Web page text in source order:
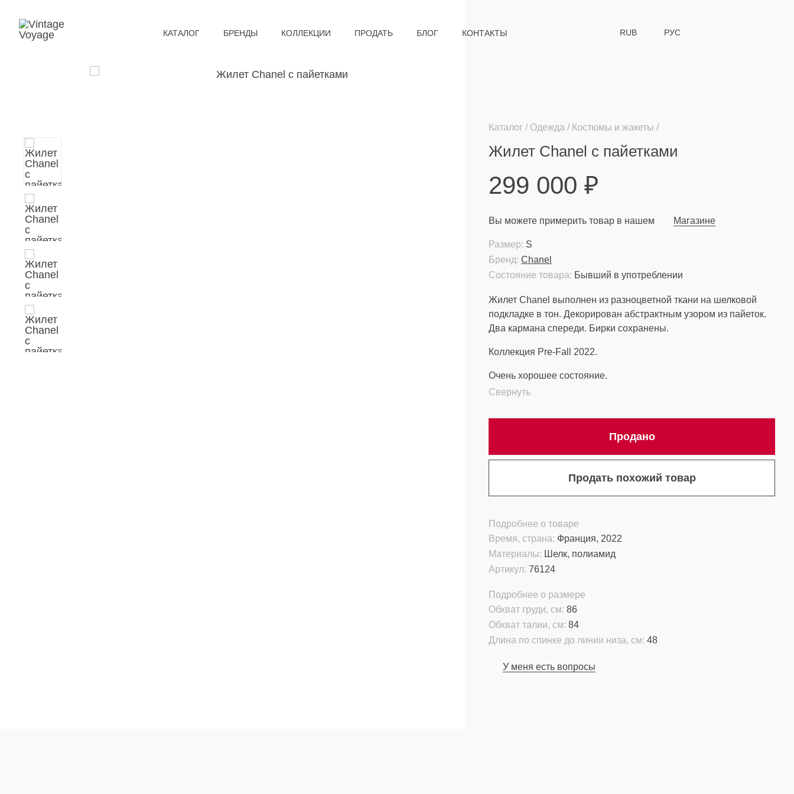
КАТАЛОГ БРЕНДЫ КОЛЛЕКЦИИ ПРОДАТЬ БЛОГ КОНТАКТЫ RUB РУС
Каталог Одежда Костюмы и жакеты
Жилет Chanel с пайетками
299 000₽
Вы можете примерить товар в нашем Магазине
Состояние товара: Бывший в употреблении
Бренд: Chanel
Размер: S
Жилет Chanel выполнен из разноцветной ткани на шелковой
подкладке в тон. Декорирован абстрактным узором из пайеток.
Два кармана спереди. Бирки сохранены.
Коллекция Pre-Fall 2022.
Очень хорошее состояние.
Свернуть
Продано
Продать похожий товар
Подробнее о товаре
Материалы: Шелк, полиамид
Время, страна: Франция, 2022
Артикул: 76124
Подробнее о размере
Длина по спинке до линии низа, см: 48
Обхват талии, см: 84
Обхват груди, см: 86
У меня есть вопросы